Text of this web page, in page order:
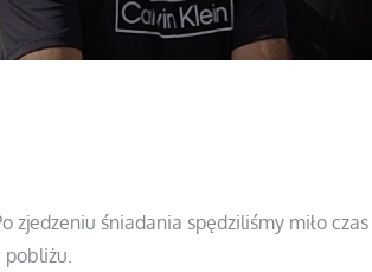
zjedzeniu śniadania spędziliśmy miło
pobliżu.